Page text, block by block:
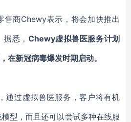
售商Chewy表示，将会加快推出
据悉， Chewy虚拟兽医服务计划
， 在新冠病毒爆发时期启动。
通过虚拟兽医服务，客户将有机
型 ，而且还可以尝试多种在线服